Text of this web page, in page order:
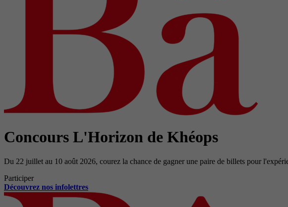
Concours L'Horizon de Khéops
Du 22 juillet au 10 août 2026, courez la chance de gagner une paire de billets pour
Participer
Découvrez nos infolettres